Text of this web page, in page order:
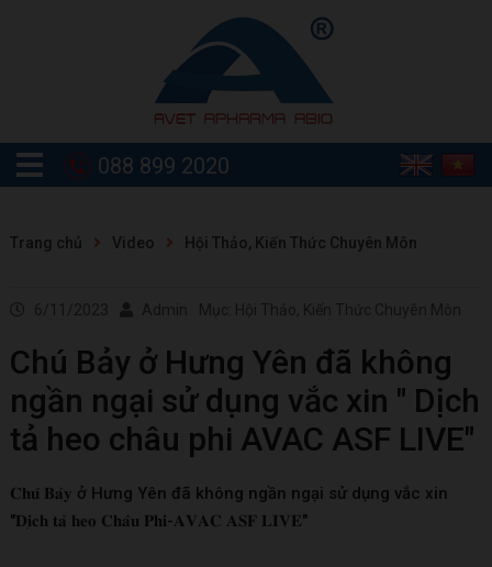
088 899 2020
Trang chủ Video Hội Thảo, Kiến Thức Chuyên Môn
Chú Bảy ở Hưng Yên đã không
ngần ngại sử dụng vắc xin " Dịch
tả heo châu phi AVAC ASF LIVE"
𝐂𝐡𝐮́ 𝐁𝐚̉𝐲 ở Hưng Yên đã không ngần ngại sử dụng vắc xin
"𝐃𝐢̣𝐜𝐡 𝐭𝐚̉ 𝐡𝐞𝐨 𝐂𝐡𝐚̂𝐮 𝐏𝐡𝐢-𝐀𝐕𝐀𝐂 𝐀𝐒𝐅 𝐋𝐈𝐕𝐄"